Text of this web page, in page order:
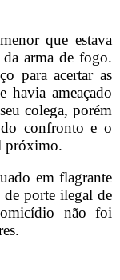
que estava
arma de fogo.
para acertar as
havia ameaçado
colega, porém
confronto e o
próximo.
em flagrante
porte ilegal de
não foi